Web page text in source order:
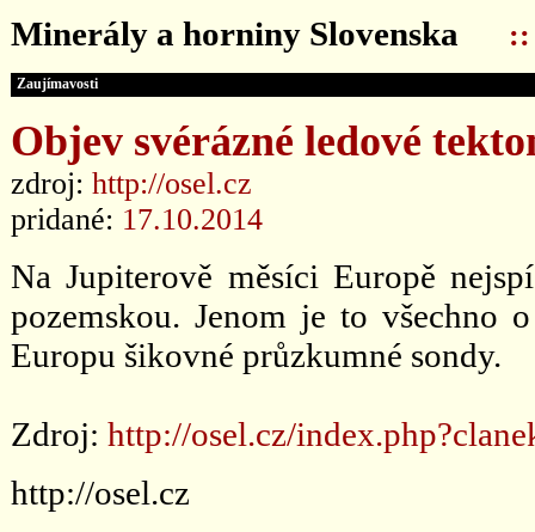
Minerály a horniny Slovenska ::
Zaujímavosti
Objev svérázné ledové
zdroj: http://osel.cz
pridané: 17.10.2014
Na Jupiterově měsíci Europě
pozemskou. Jenom je to
Europu šikovné průzkumné sondy.
Zdroj: http://osel.cz/
http://osel.cz